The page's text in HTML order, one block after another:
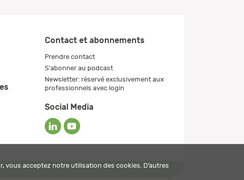
Contact et abonnements
Prendre contact
S'abonner au podcast
Newsletter: réservé exclusivement aux
professionnels avec login
Social Media
acceptez notre utilisation des cookies. D’autres